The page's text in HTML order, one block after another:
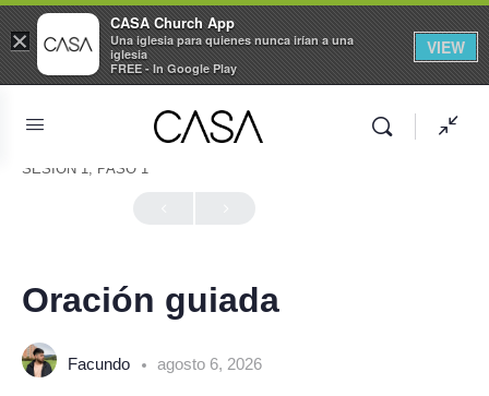
SESIÓN 1, PASO 1
Oración guiada
Facundo agosto 6, 2026
×
CASA Church App
Una iglesia para quienes nunca irían a una
iglesia
FREE - In Google Play
VIEW